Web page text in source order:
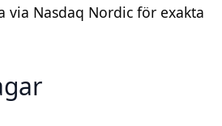
via Nasdaq Nordic för exakta